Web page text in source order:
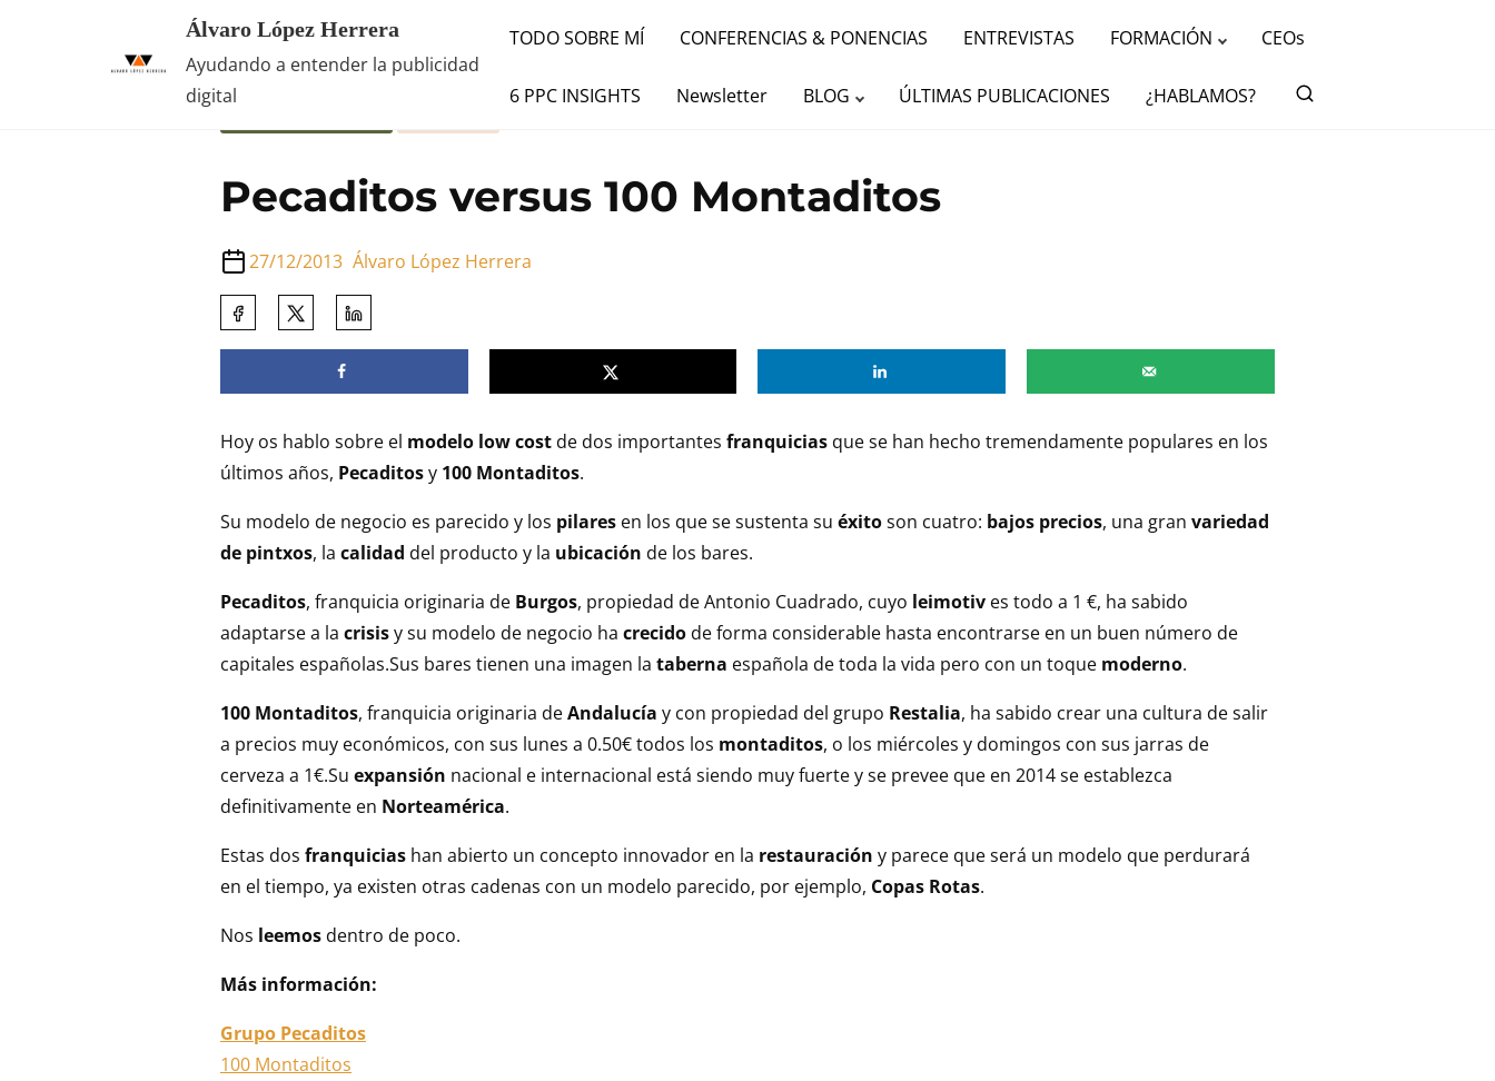
Álvaro López Herrera
Ayudando a entender la publicidad
digital
TODO SOBRE MÍ CONFERENCIAS & PONENCIAS ENTREVISTAS FORMACIÓN CEOs
6 PPC INSIGHTS Newsletter BLOG ÚLTIMAS PUBLICACIONES ¿HABLAMOS?
Inicio Casos de Empresa / Pecaditos versus 100 Montaditos
Pecaditos versus 100 Montaditos
27/12/2013 Álvaro López Herrera
Comparte
Hoy os hablo sobre el modelo low cost de dos importantes franquicias que se han hecho tremendamente populares en los
últimos años, Pecaditosy 100 Montaditos.
Su modelo de negocio es parecido y los pilares en los que se sustenta su éxitoson cuatro: bajos precios, una gran variedad
de pintxos, la calidad del producto y la ubicación de los bares.
Pecaditos, franquicia originaria de Burgos, propiedad de Antonio Cuadrado, cuyo leimotiv es todo a 1 €, ha sabido
adaptarse a la crisisy su modelo de negocio ha crecido de forma considerable hasta encontrarse en un buen número de
capitales españolas.Sus bares tienen una imagen la taberna española de toda la vida pero con un toque moderno.
100 Montaditos, franquicia originaria deAndalucía y con propiedad del grupo Restalia, ha sabido crear una cultura de salir
a precios muy económicos, con sus lunes a 0.50€ todos los montaditos, o los miércoles y domingos con sus jarras de
cerveza a 1€.Su expansión nacional e internacional está siendo muy fuerte y se prevee que en 2014 se establezca
definitivamente en Norteamérica.
Estas dos franquicias han abierto un concepto innovador en la restauración y parece que será un modelo que perdurará
en el tiempo, ya existen otras cadenas con un modelo parecido, por ejemplo, Copas Rotas.
Nos leemos dentro de poco.
Más información:
Grupo Pecaditos
100 Montaditos